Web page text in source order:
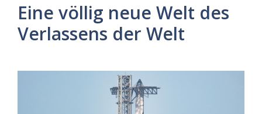
Eine völlig neue Welt des
Verlassens der Welt